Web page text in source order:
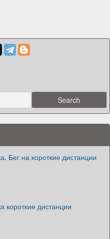
Бег на короткие дистанции
короткие дистанции